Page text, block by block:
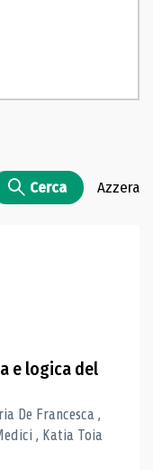
Cerca Azzera
e logica del
De Francesca ,
, Katia Toia